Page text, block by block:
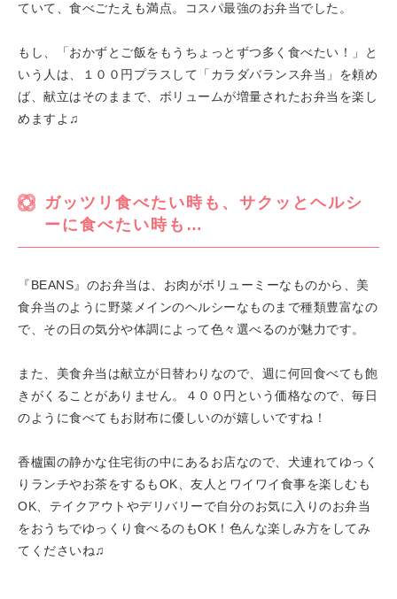
ていて、食べごたえも満点。コスパ最強のお弁当でした。
もし、「おかずとご飯をもうちょっとずつ多く食べたい！」と
いう人は、１００円プラスして「カラダバランス弁当」を頼め
ば、献立はそのままで、ボリュームが増量されたお弁当を楽し
めますよ♫
ガッツリ食べたい時も、サクッとヘルシ
ーに食べたい時も…
『BEANS』のお弁当は、お肉がボリューミーなものから、美
食弁当のように野菜メインのヘルシーなものまで種類豊富なの
で、その日の気分や体調によって色々選べるのが魅力です。
また、美食弁当は献立が日替わりなので、週に何回食べても飽
きがくることがありません。４００円という価格なので、毎日
のように食べてもお財布に優しいのが嬉しいですね！
香櫨園の静かな住宅街の中にあるお店なので、犬連れてゆっく
りランチやお茶をするもOK、友人とワイワイ食事を楽しむも
OK、テイクアウトやデリバリーで自分のお気に入りのお弁当
をおうちでゆっくり食べるのもOK！色んな楽しみ方をしてみ
てくださいね♫